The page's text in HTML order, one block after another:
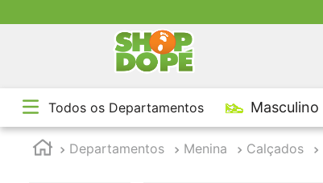
Todos os Departamentos Masculino
Departamentos Menina Calçados